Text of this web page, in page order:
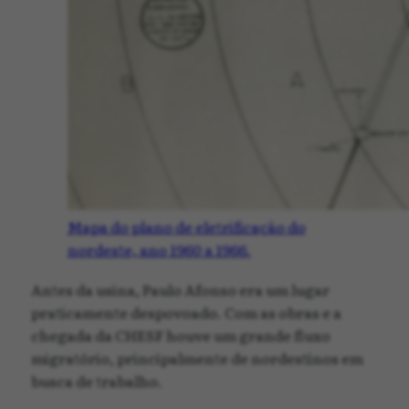
Mapa do plano de eletrificação do
nordeste, ano 1960 a 1966.
Antes da usina, Paulo Afonso era um lugar
praticamente despovoado. Com as obras e a
chegada da CHESF houve um grande fluxo
migratório, principalmente de nordestinos em
busca de trabalho.